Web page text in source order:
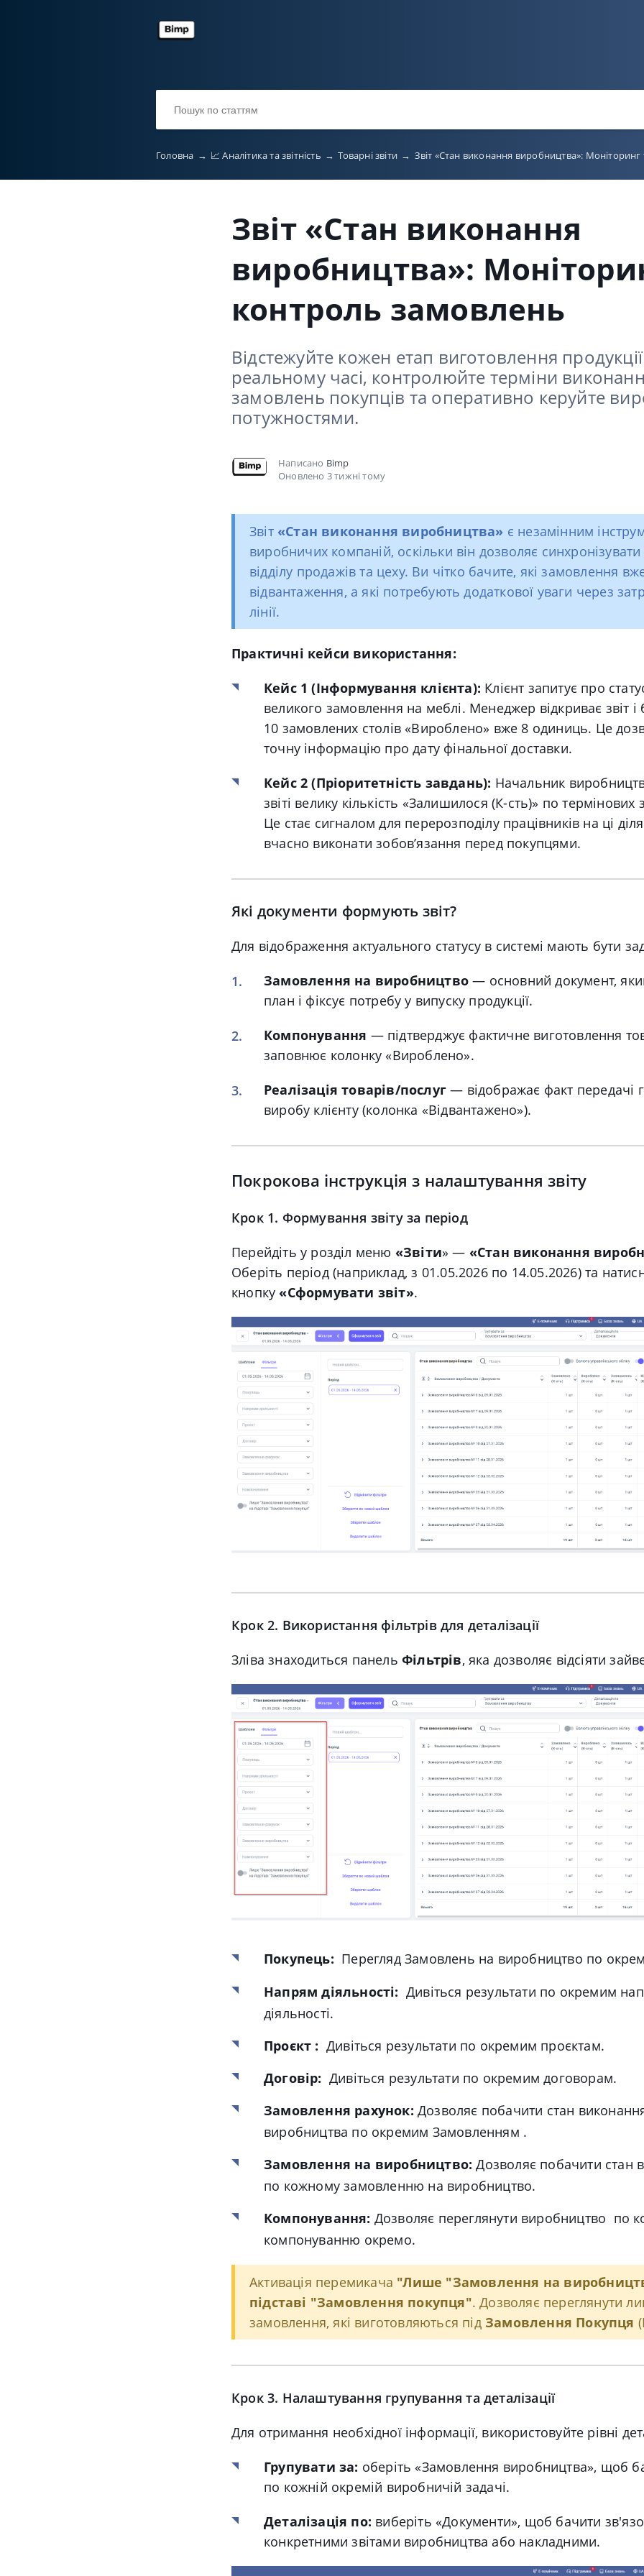
Головна → 📈 Аналітика та звітність → Товарні звіти → Звіт «Стан виконання виробництва»:
Звіт «Стан виконання
виробництва»:
контроль замовлень
Відстежуйте кожен етап виготовлення
реальному часі, контролюйте терміни
замовлень покупців та оперативно керуйте
потужностями.
Написано Bimp
Оновлено 3 тижні тому
Звіт «Стан виконання виробництва» є незамінним
виробничих компаній, оскільки він дозволяє
відділу продажів та цеху. Ви чітко бачите, які замовлення
відвантаження, а які потребують додаткової уваги через
лінії.
Практичні кейси використання:
Кейс 1 (Інформування клієнта): Клієнт запитує про
великого замовлення на меблі. Менеджер відкриває звіт
10 замовлених столів «Вироблено» вже 8 одиниць. Це
точну інформацію про дату фінальної доставки.
Кейс 2 (Пріоритетність завдань): Начальник
звіті велику кількість «Залишилося (К-сть)» по
Це стає сигналом для перерозподілу працівників на ці
вчасно виконати зобов’язання перед покупцями.
Які документи формують звіт?
Для відображення актуального статусу в системі мають бути
Замовлення на виробництво — основний документ,
план і фіксує потребу у випуску продукції.
Компонування — підтверджує фактичне виготовлення
заповнює колонку «Вироблено».
Реалізація товарів/послуг— відображає факт передачі
виробу клієнту (колонка «Відвантажено»).
Покрокова інструкція з налаштування звіту
Крок 1. Формування звіту за період
Перейдіть у розділ меню «Звіти» — «Стан виконання
Оберіть період (наприклад, з 01.05.2026 по 14.05.2026) та
кнопку «Сформувати звіт».
Крок 2. Використання фільтрів для деталізації
Зліва знаходиться панель Фільтрів, яка дозволяє відсіяти
Покупець: Перегляд Замовлень на виробництво по
Напрям діяльності: Дивіться результати по окремим
діяльності.
Проєкт : Дивіться результати по окремим проєктам.
Договір: Дивіться результати по окремим договорам.
Замовлення рахунок: Дозволяє побачити стан
виробництва по окремим Замовленням .
Замовлення на виробництво: Дозволяє побачити стан
по кожному замовленню на виробництво.
Компонування: Дозволяє переглянути виробництво по
компонуванню окремо.
Активація перемикача "Лише "Замовлення на
підставі "Замовлення покупця". Дозволяє переглянути
замовлення, які виготовляються під Замовлення Покупця
Крок 3. Налаштування групування та деталізації
Для отримання необхідної інформації, використовуйте рівні
Групувати за: оберіть «Замовлення виробництва», щоб
по кожній окремій виробничій задачі.
Деталізація по: виберіть «Документи», щоб бачити
конкретними звітами виробництва або накладними.